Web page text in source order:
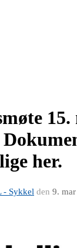
15.
her.
- Sykkel den 9.